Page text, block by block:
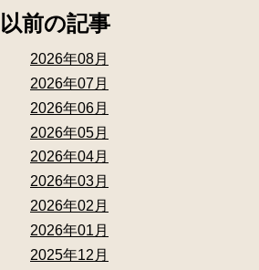
以前の記事
2026年08月
2026年07月
2026年06月
2026年05月
2026年04月
2026年03月
2026年02月
2026年01月
2025年12月